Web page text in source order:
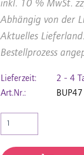
inkl. 10 % MwSt.
Abhängig von der
Aktuelles
Bestellprozess
Lieferzeit:
2 - 4
Art.Nr.:
BUP47